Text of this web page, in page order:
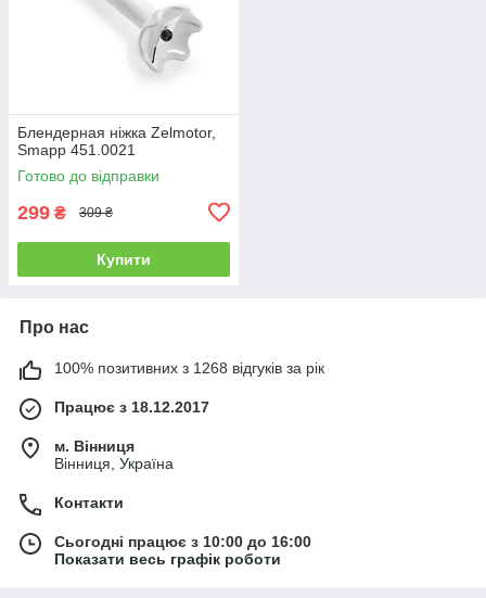
Блендерная ніжка Zelmotor,
Smapp 451.0021
Готово до відправки
299 ₴ 309 ₴
Купити
Про нас
100% позитивних з 1268 відгуків за рік
Працює з 18.12.2017
м. Вінниця
Вінниця, Україна
Контакти
Сьогодні працює з 10:00 до 16:00
Показати весь графік роботи